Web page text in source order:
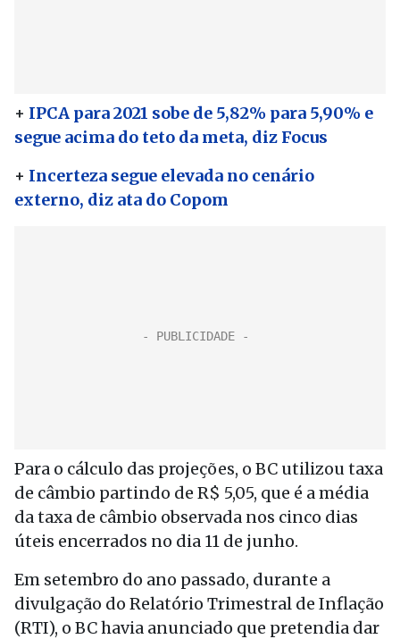
+ IPCA para 2021 sobe de 5,82% para 5,90% e
segue acima do teto da meta, diz Focus
+ Incerteza segue elevada no cenário
externo, diz ata do Copom
Para o cálculo das projeções, o BC utilizou taxa
de câmbio partindo de R$ 5,05, que é a média
da taxa de câmbio observada nos cinco dias
úteis encerrados no dia 11 de junho.
Em setembro do ano passado, durante a
divulgação do Relatório Trimestral de Inflação
(RTI), o BC havia anunciado que pretendia dar